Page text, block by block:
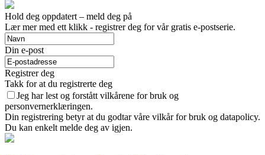
Hold deg oppdatert – meld deg på
Lær mer med ett klikk - registrer deg for vår gratis e-postserie.
Din e-post
Registrer deg
Takk for at du registrerte deg
Jeg har lest og forstått vilkårene for bruk og
personvernerklæringen.
Din registrering betyr at du godtar våre vilkår for bruk og datapolicy.
Du kan enkelt melde deg av igjen.